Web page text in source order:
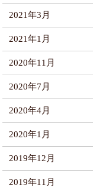
2021年3月
2021年1月
2020年11月
2020年7月
2020年4月
2020年1月
2019年12月
2019年11月